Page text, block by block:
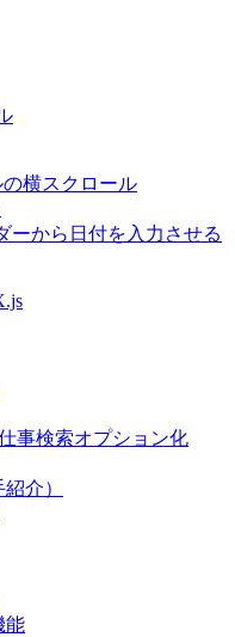
の横スクロール
ーから日付を入力させる
事検索オプション化
介）
能